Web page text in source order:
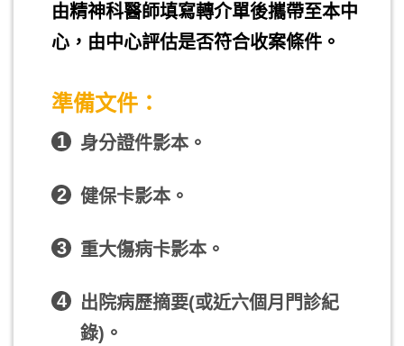
由精神科醫師填寫轉介單後攜帶至本中
心，由中心評估是否符合收案條件。
準備文件：
1 身分證件影本。
2 健保卡影本。
3 重大傷病卡影本。
4
出院病歷摘要(或近六個月門診紀
錄)。